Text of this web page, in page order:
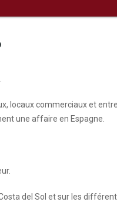
locaux commerciaux et
une affaire en Espagne.
del Sol et sur les